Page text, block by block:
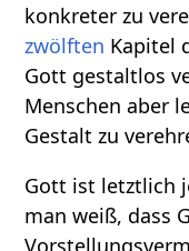
konkreter zu
zwölften Kapitel
Gott gestaltlos
Menschen aber
Gestalt zu
Gott ist letztlich
man weiß, dass